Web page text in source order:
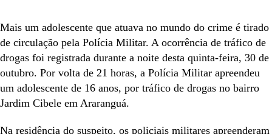
Mais um adolescente que atuava no mundo do crime é tirado
de circulação pela Polícia Militar. A ocorrência de tráfico de
drogas foi registrada durante a noite desta quinta-feira, 30 de
outubro. Por volta de 21 horas, a Polícia Militar apreendeu
um adolescente de 16 anos, por tráfico de drogas no bairro
Jardim Cibele em Araranguá.
Na residência do suspeito, os policiais militares apreenderam